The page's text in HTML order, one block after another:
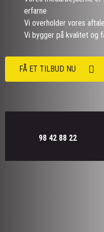
erfarne
Vi overholder vores
Vi bygger på kvalitet og
FÅ ET TILBUD NU
98 42 88 22